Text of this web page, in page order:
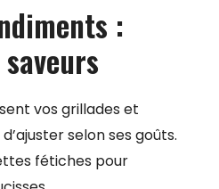
:
vos grillades et
selon ses goûts.
fétiches pour